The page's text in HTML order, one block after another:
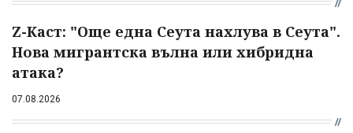
Z-Каст: "Още една Сеута нахлува в Сеута".
Нова мигрантска вълна или хибридна
атака?
07.08.2026